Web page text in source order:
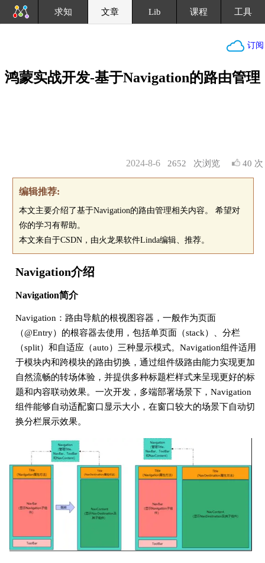
求知 文章 Lib 课程 工具
订阅
鸿蒙实战开发-基于Navigation的路由管理
2652 次浏览 40 次
2024-8-6
编辑推荐:
本文主要介绍了基于Navigation的路由管理相关内容。 希望对
你的学习有帮助。
本文来自于CSDN，由火龙果软件Linda编辑、推荐。
Navigation介绍
Navigation简介
Navigation：路由导航的根视图容器，一般作为页面
（@Entry）的根容器去使用，包括单页面（stack）、分栏
（split）和自适应（auto）三种显示模式。Navigation组件适用
于模块内和跨模块的路由切换，通过组件级路由能力实现更加
自然流畅的转场体验，并提供多种标题栏样式来呈现更好的标
题和内容联动效果。一次开发，多端部署场景下，Navigation
组件能够自动适配窗口显示大小，在窗口较大的场景下自动切
换分栏展示效果。